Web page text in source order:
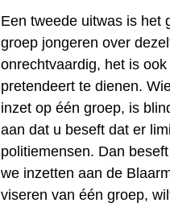
Een tweede uitwas is het
groep jongeren over
onrechtvaardig, het is
pretendeert te dienen.
inzet op één groep, is
aan dat u beseft dat er
politiemensen. Dan
we inzetten aan de
viseren van één groep,